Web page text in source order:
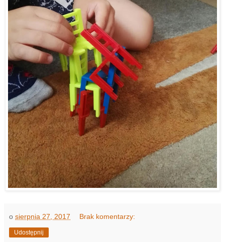
o sierpnia 27, 2017 Brak komentarzy:
Udostępnij